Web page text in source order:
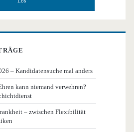
– Kandidatensuche mal anders
kann niemand verwehren?
– zwischen Flexibilität